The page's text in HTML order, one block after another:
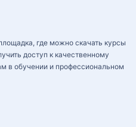
где можно скачать курсы
доступ к качественному
в обучении и профессиональном